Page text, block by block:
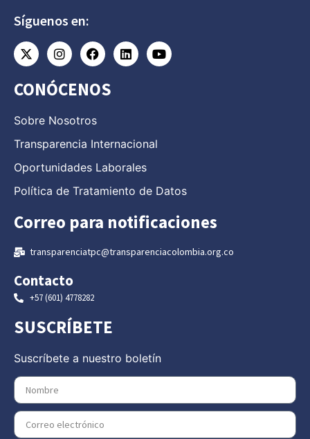
Síguenos en:
CONÓCENOS
Sobre Nosotros
Transparencia Internacional
Oportunidades Laborales
Política de Tratamiento de Datos
Correo para notificaciones
transparenciatpc@transparenciacolombia.org.co
Contacto
+57 (601) 4778282
SUSCRÍBETE
Suscríbete a nuestro boletín